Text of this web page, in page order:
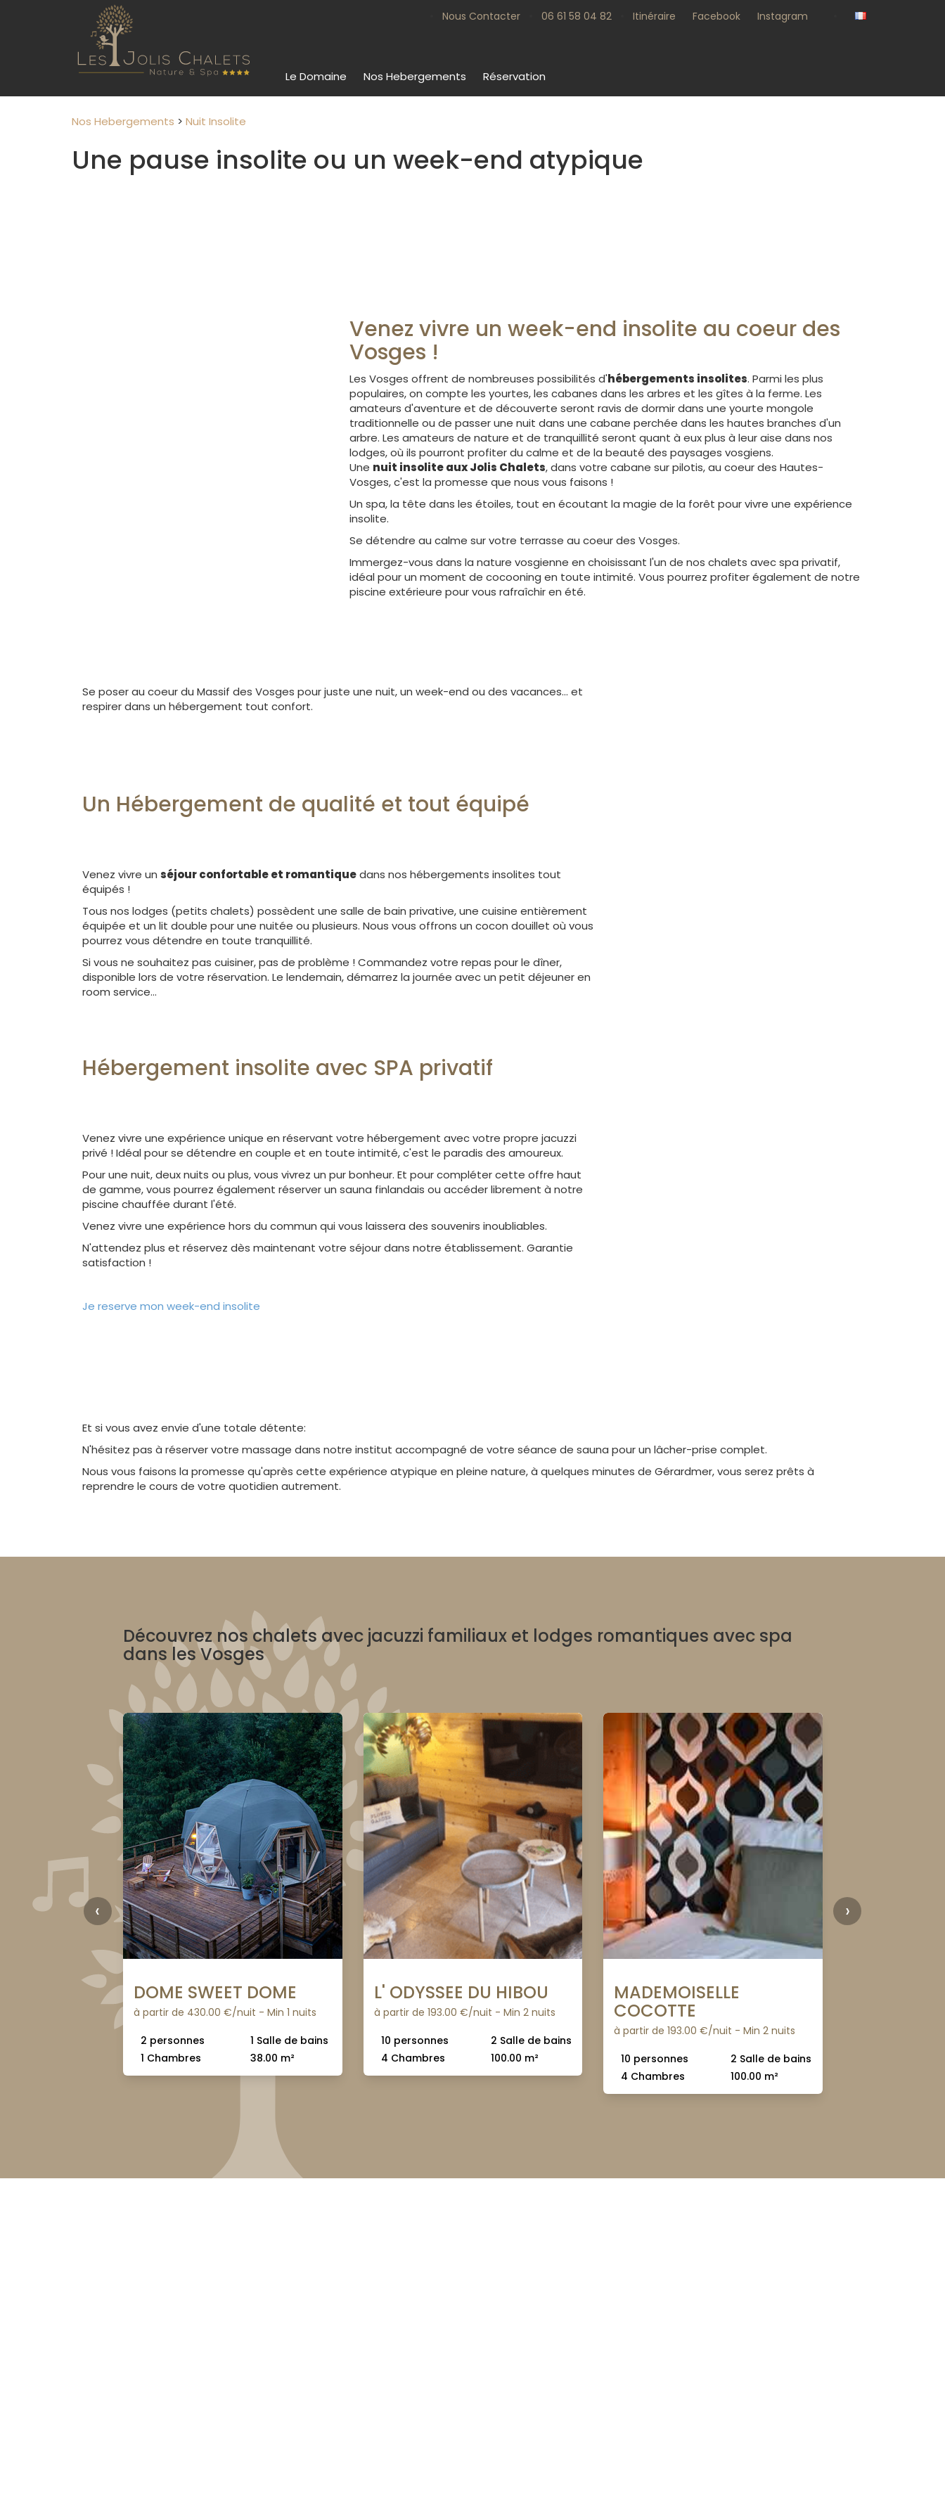
Nous Contacter 06 61 58 04 82 Itinéraire Facebook Instagram
Le Domaine Nos Hebergements Réservation
Nos Hebergements > Nuit Insolite
Une pause insolite ou un week-end atypique
Venez vivre un week-end insolite au coeur des
Vosges !
Les Vosges offrent de nombreuses possibilités d'hébergements insolites. Parmi les plus
populaires, on compte les yourtes, les cabanes dans les arbres et les gîtes à la ferme. Les
amateurs d'aventure et de découverte seront ravis de dormir dans une yourte mongole
traditionnelle ou de passer une nuit dans une cabane perchée dans les hautes branches d'un
arbre. Les amateurs de nature et de tranquillité seront quant à eux plus à leur aise dans nos
lodges, où ils pourront profiter du calme et de la beauté des paysages vosgiens.
Une nuit insolite aux Jolis Chalets, dans votre cabane sur pilotis, au coeur des Hautes-
Vosges, c'est la promesse que nous vous faisons !
Un spa, la tête dans les étoiles, tout en écoutant la magie de la forêt pour vivre une expérience
insolite.
Se détendre au calme sur votre terrasse au coeur des Vosges.
Immergez-vous dans la nature vosgienne en choisissant l'un de nos chalets avec spa privatif,
idéal pour un moment de cocooning en toute intimité. Vous pourrez profiter également de notre
piscine extérieure pour vous rafraîchir en été.
Se poser au coeur du Massif des Vosges pour juste une nuit, un week-end ou des vacances... et
respirer dans un hébergement tout confort.
Un Hébergement de qualité et tout équipé
Venez vivre un séjour confortable et romantiquedans nos hébergements insolites tout
équipés !
Tous nos lodges (petits chalets) possèdent une salle de bain privative, une cuisine entièrement
équipée et un lit double pour une nuitée ou plusieurs. Nous vous offrons un cocon douillet où vous
pourrez vous détendre en toute tranquillité.
Si vous ne souhaitez pas cuisiner, pas de problème ! Commandez votre repas pour le dîner,
disponible lors de votre réservation. Le lendemain, démarrez la journée avec un petit déjeuner en
room service...
Hébergement insolite avec SPA privatif
Venez vivre une expérience unique en réservant votre hébergement avec votre propre jacuzzi
privé ! Idéal pour se détendre en couple et en toute intimité, c'est le paradis des amoureux.
Pour une nuit, deux nuits ou plus, vous vivrez un pur bonheur. Et pour compléter cette offre haut
de gamme, vous pourrez également réserver un sauna finlandais ou accéder librement à notre
piscine chauffée durant l'été.
Venez vivre une expérience hors du commun qui vous laissera des souvenirs inoubliables.
N'attendez plus et réservez dès maintenant votre séjour dans notre établissement. Garantie
satisfaction !
Je reserve mon week-end insolite
Et si vous avez envie d'une totale détente:
N'hésitez pas à réserver votre massage dans notre institut accompagné de votre séance de sauna pour un lâcher-prise complet.
Nous vous faisons la promesse qu'après cette expérience atypique en pleine nature, à quelques minutes de Gérardmer, vous serez prêts à
reprendre le cours de votre quotidien autrement.
Découvrez nos chalets avec jacuzzi familiaux et lodges romantiques avec spa
dans les Vosges
DOME SWEET DOME
à partir de 430.00 €/nuit - Min 1 nuits
2 personnes
1 Chambres
1 Salle de bains
38.00 m²
L' ODYSSEE DU HIBOU
à partir de 193.00 €/nuit - Min 2 nuits
10 personnes
4 Chambres
2 Salle de bains
100.00 m²
MADEMOISELLE
COCOTTE
à partir de 193.00 €/nuit - Min 2 nuits
10 personnes
4 Chambres
2 Salle de bains
100.00 m²
‹ ›